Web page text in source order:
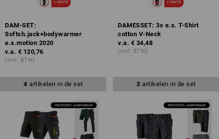
DAM-SET:
Softsh.jack+bodywarmer
e.s.motion 2020
v.a. € 120,76
(incl. BTW)
DAMESSET: 3x e.s. T-Shirt
cotton V-Neck
v.a. € 34,48
(incl. BTW)
4 artikelen in de set 3 artikelen in de set